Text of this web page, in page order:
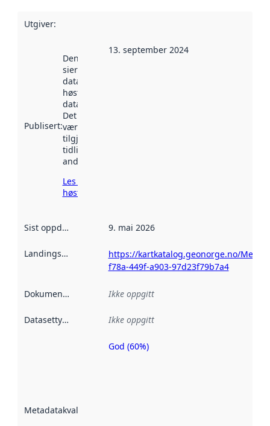
Utgiver:
Publisert:
Denne datoen
sier når
datasettet ble
høstet av
data.norge.no.
Det kan ha
vært
tilgjengelig
tidligere
andre steder.
Les mer om
høsting her
13. september 2024
Sist oppdatert 9. mai 2026
Landingsside
https://kartkatalog.geonorge.no/
f78a-449f-a903-97d23f79b7a4
Dokumentasjon Ikke oppgitt
Datasettype Ikke oppgitt
Metadatakvalitet
Metadatakvalitet
God (60%)